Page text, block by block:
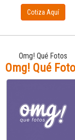
Cotiza Aquí
Omg! Qué Fotos
Omg! Qué